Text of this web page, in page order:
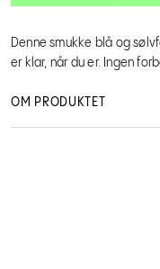
Denne smukke blå og
er klar, når du er. Ingen
OM PRODUKTET